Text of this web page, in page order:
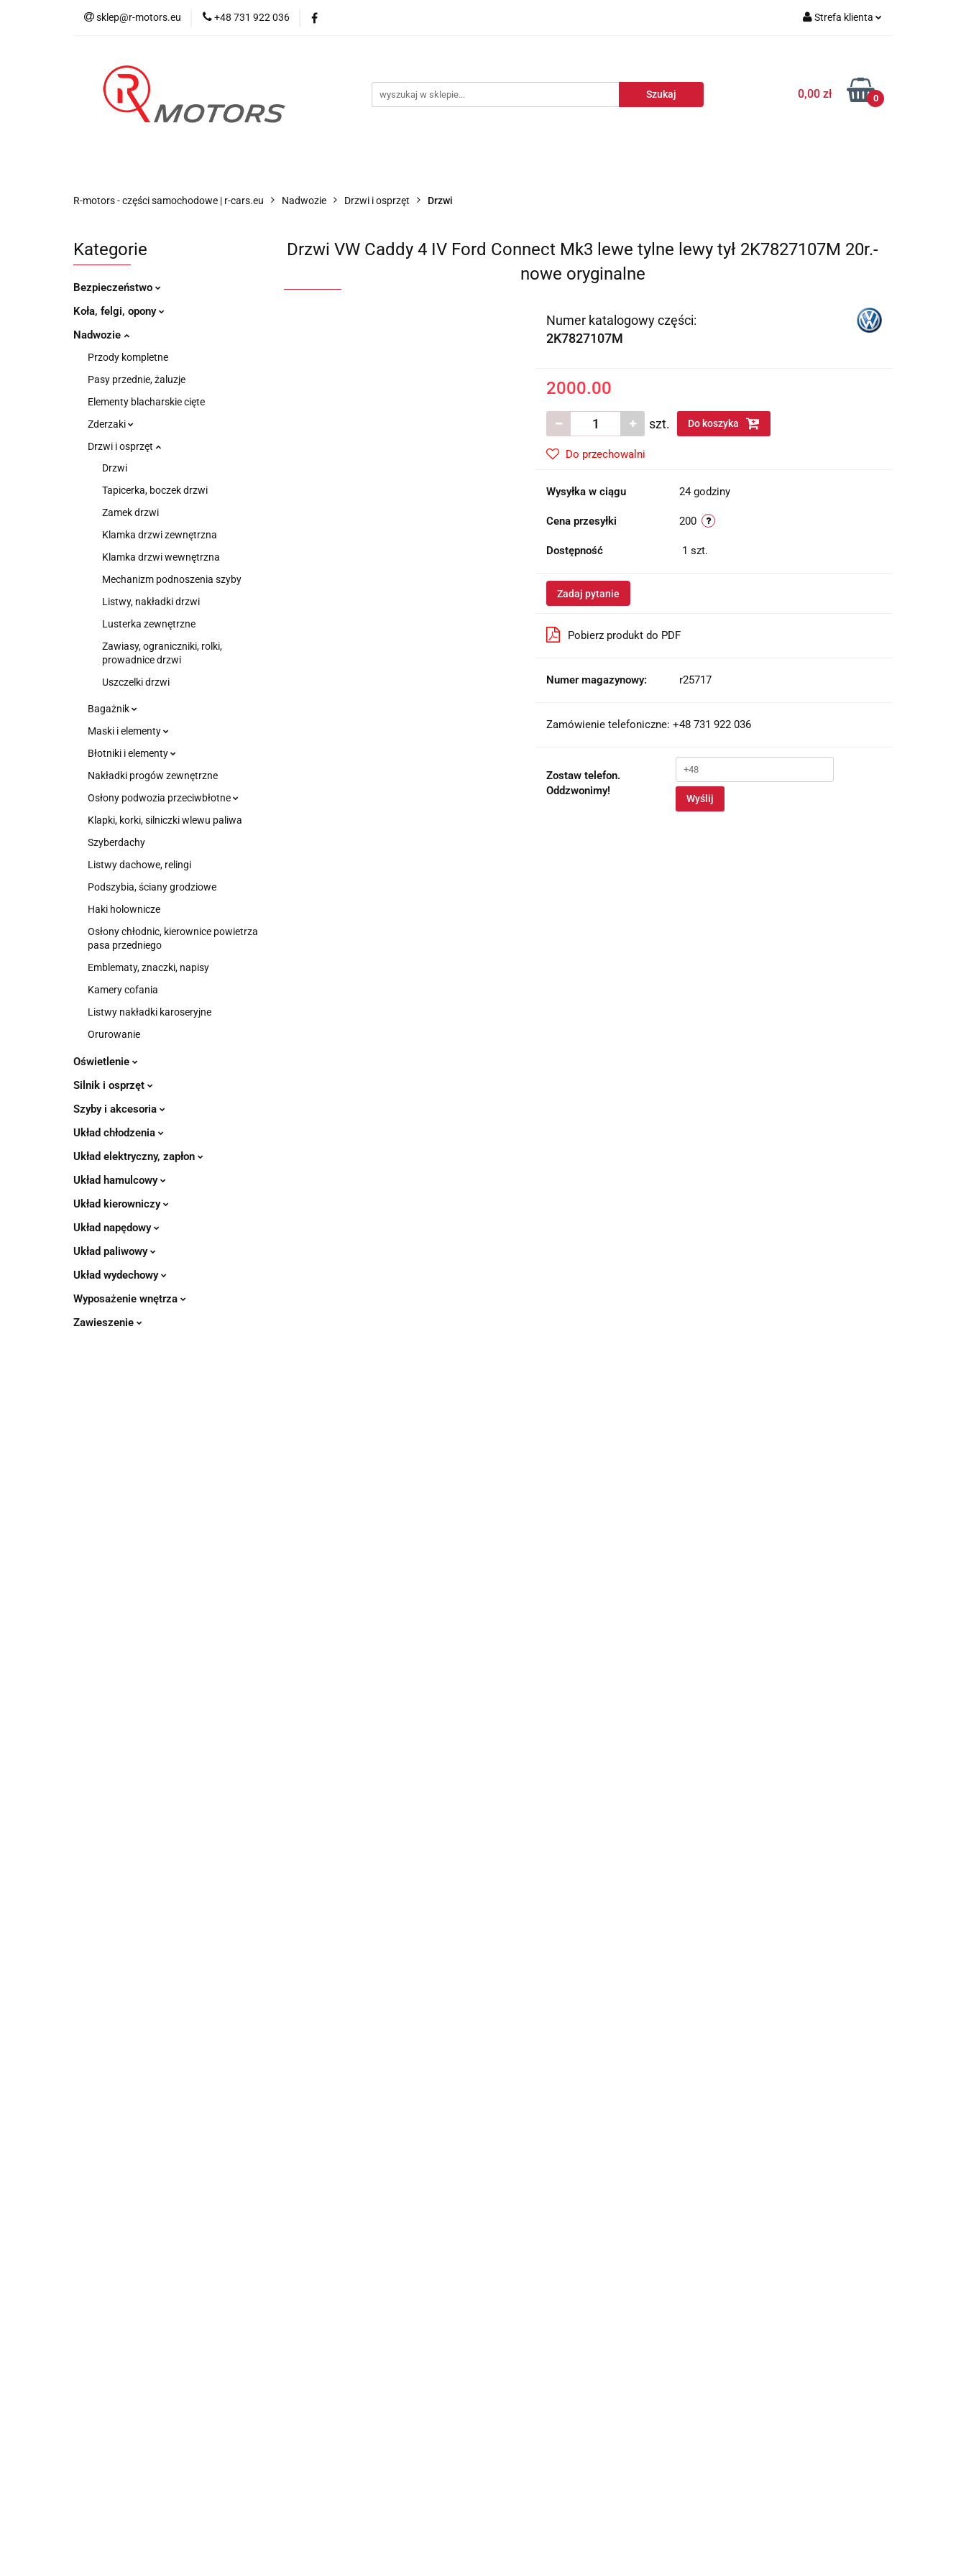
sklep@r-motors.eu +48 731 922 036 Strefa klienta
Zarejestruj się
Dodaj zgłoszenie
0,00 zł 0
R-motors - części samochodowe | r-cars.eu Nadwozie Drzwi i osprzęt Drzwi
Kategorie
Bezpieczeństwo
Koła, felgi, opony
Nadwozie
Przody kompletne
Pasy przednie, żaluzje
Elementy blacharskie cięte
Zderzaki
Drzwi i osprzęt
Drzwi
Tapicerka, boczek drzwi
Zamek drzwi
Klamka drzwi zewnętrzna
Klamka drzwi wewnętrzna
Mechanizm podnoszenia szyby
Listwy, nakładki drzwi
Lusterka zewnętrzne
Zawiasy, ograniczniki, rolki,
prowadnice drzwi
Uszczelki drzwi
Bagażnik
Maski i elementy
Błotniki i elementy
Nakładki progów zewnętrzne
Osłony podwozia przeciwbłotne
Klapki, korki, silniczki wlewu paliwa
Szyberdachy
Listwy dachowe, relingi
Podszybia, ściany grodziowe
Haki holownicze
Osłony chłodnic, kierownice powietrza
pasa przedniego
Emblematy, znaczki, napisy
Kamery cofania
Listwy nakładki karoseryjne
Orurowanie
Oświetlenie
Silnik i osprzęt
Szyby i akcesoria
Układ chłodzenia
Układ elektryczny, zapłon
Układ hamulcowy
Układ kierowniczy
Układ napędowy
Układ paliwowy
Układ wydechowy
Wyposażenie wnętrza
Zawieszenie
Drzwi VW Caddy 4 IV Ford Connect Mk3 lewe tylne lewy tył 2K7827107M 20r.-
nowe oryginalne
Numer katalogowy części:
2K7827107M
2000.00
szt. Do koszyka
Do przechowalni
Wysyłka w ciągu 24 godziny
Cena przesyłki 200
Dostępność 1 szt.
Zadaj pytanie
Pobierz produkt do PDF
Numer magazynowy: r25717
Zamówienie telefoniczne: +48 731 922 036
Zostaw telefon.
Oddzwonimy!
Wyślij